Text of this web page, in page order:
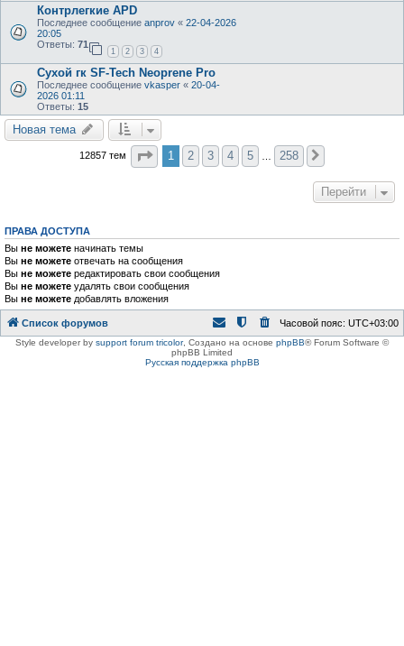
Контрлегкие APD
Последнее сообщение anprov « 22-04-2026
20:05
Ответы: 71
1 2 3 4
Сухой гк SF-Tech Neoprene Pro
Последнее сообщение vkasper « 20-04-
2026 01:11
Ответы: 15
Новая тема
12857 тем Страница1 из 258
1 2 3 4 5 258
Перейти
ПРАВА ДОСТУПА
Вы не можете начинать темы
Вы не можете отвечать на сообщения
Вы не можете редактировать свои сообщения
Вы не можете удалять свои сообщения
Вы не можете добавлять вложения
Список форумов Часовой пояс: UTC+03:00
Style developer by support forum tricolor, Создано на основе phpBB® Forum Software ©
phpBB Limited
Русская поддержка phpBB